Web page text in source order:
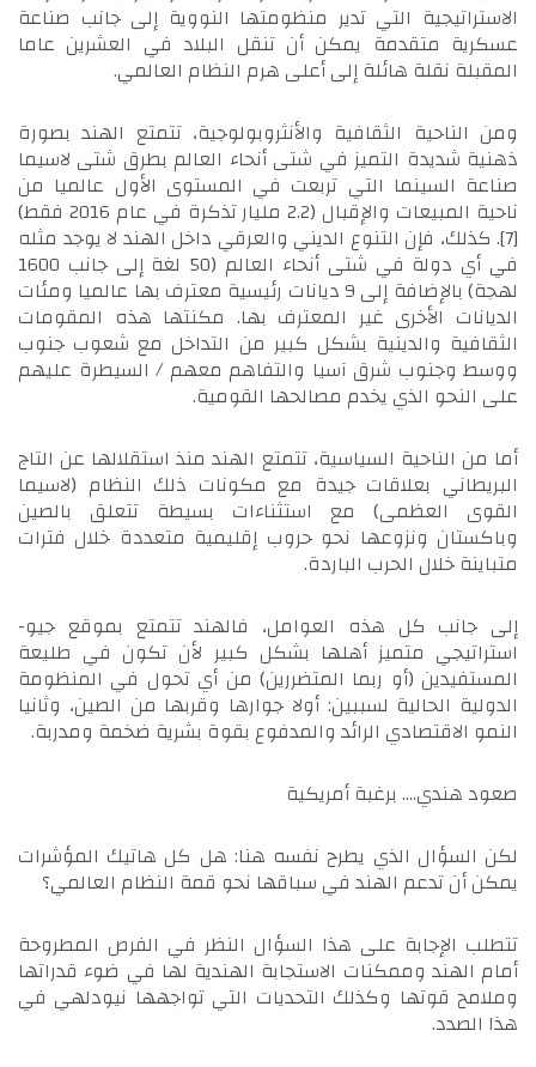
الاستراتيجية التي تدير منظومتها النووية إلى جانب صناعة
عسكرية متقدمة يمكن أن تنقل البلاد في العشرين عاما
المقبلة نقلة هائلة إلى أعلى هرم النظام العالمي.
ومن الناحية الثقافية والأنثروبولوجية، تتمتع الهند بصورة
ذهنية شديدة التميز في شتى أنحاء العالم بطرق شتى لاسيما
صناعة السينما التي تربعت في المستوى الأول عالميا من
ناحية المبيعات والإقبال (2.2 مليار تذكرة في عام 2016 فقط)
[7] . كذلك، فإن التنوع الديني والعرقي داخل الهند لا يوجد مثله
في أي دولة في شتى أنحاء العالم (50 لغة إلى جانب 1600
لهجة) بالإضافة إلى 9 ديانات رئيسية معترف بها عالميا ومئات
الديانات الأخرى غير المعترف بها. مكنتها هذه المقومات
الثقافية والدينية بشكل كبير من التداخل مع شعوب جنوب
ووسط وجنوب شرق آسيا والتفاهم معهم / السيطرة عليهم
على النحو الذي يخدم مصالحها القومية.
أما من الناحية السياسية، تتمتع الهند منذ استقلالها عن التاج
البريطاني بعلاقات جيدة مع مكونات ذلك النظام (لاسيما
القوى العظمى) مع استثناءات بسيطة تتعلق بالصين
وباكستان ونزوعها نحو حروب إقليمية متعددة خلال فترات
متباينة خلال الحرب الباردة.
إلى جانب كل هذه العوامل، فالهند تتمتع بموقع جيو-
استراتيجي متميز أهلها بشكل كبير لأن تكون في طليعة
المستفيدين (أو ربما المتضررين) من أي تحول في المنظومة
الدولية الحالية لسببين: أولا جوارها وقربها من الصين، وثانيا
النمو الاقتصادي الرائد والمدفوع بقوة بشرية ضخمة ومدربة.
صعود هندي…. برغبة أمريكية
لكن السؤال الذي يطرح نفسه هنا: هل كل هاتيك المؤشرات
يمكن أن تدعم الهند في سباقها نحو قمة النظام العالمي؟
تتطلب الإجابة على هذا السؤال النظر في الفرص المطروحة
أمام الهند وممكنات الاستجابة الهندية لها في ضوء قدراتها
وملامح قوتها وكذلك التحديات التي تواجهها نيودلهي في
هذا الصدد.